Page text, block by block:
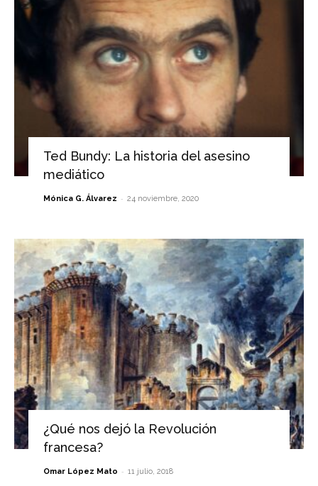
Ted Bundy: La historia del asesino
mediático
Mónica G. Álvarez - 24 noviembre, 2020
¿Qué nos dejó la Revolución
francesa?
Omar López Mato - 11 julio, 2018